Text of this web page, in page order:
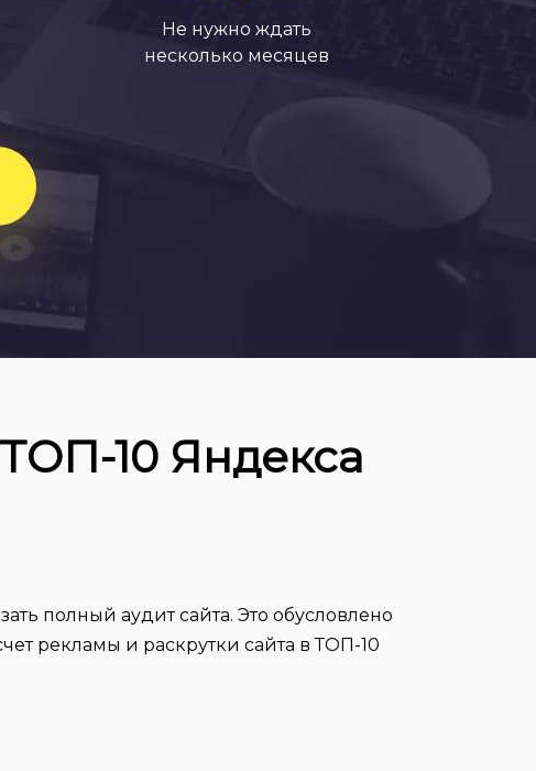
Не нужно ждать
несколько месяцев
10 Яндекса
полный аудит сайта. Это обусловлено
рекламы и раскрутки сайта в ТОП-10